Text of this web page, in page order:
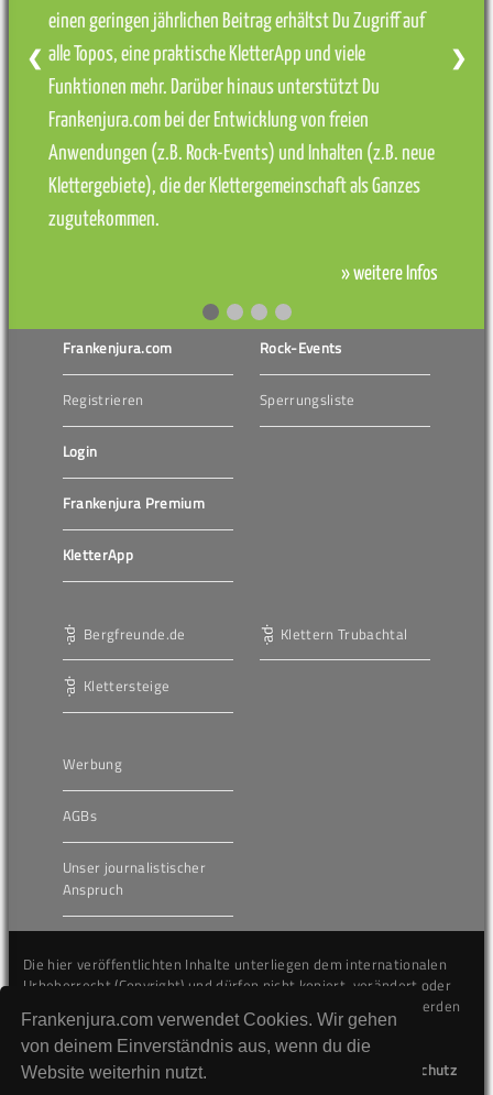
Frankenjura.com verwendet Cookies. Wir gehen
von deinem Einverständnis aus, wenn du die
Website weiterhin nutzt.
einen geringen jährlichen Beitrag erhältst Du Zugriff auf
alle Topos, eine praktische KletterApp und viele
Funktionen mehr. Darüber hinaus unterstützt Du
Frankenjura.com bei der Entwicklung von freien
Anwendungen (z.B. Rock-Events) und Inhalten (z.B. neue
Klettergebiete), die der Klettergemeinschaft als Ganzes
zugutekommen.
» weitere Infos
❮ ❯
Frankenjura.com
Registrieren
Login
Frankenjura Premium
KletterApp
Rock-Events
Sperrungsliste
Bergfreunde.de
Klettersteige
Klettern Trubachtal
Werbung
AGBs
Unser journalistischer
Anspruch
Die hier veröffentlichten Inhalte unterliegen dem internationalen
Urheberrecht (Copyright) und dürfen nicht kopiert, verändert oder
unverändert wiederveröffentlicht werden. Gegen Verstöße werden
wir auf juristischem Wege vorgehen.
Datenschutz